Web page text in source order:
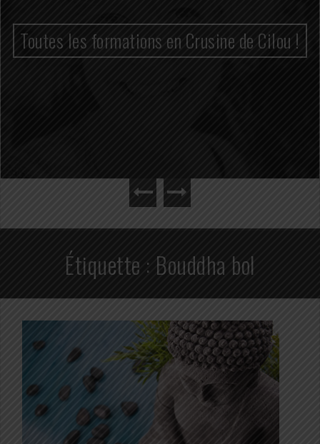
Toutes les formations en Crusine de Cilou !
Étiquette : Bouddha bol